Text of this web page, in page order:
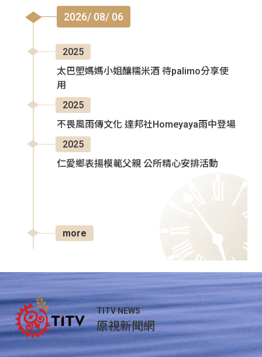
2026/ 08/ 06
2025
太巴塱媽媽小姐釀糯米酒 待palimo分享使
用
2025
不畏風雨傳文化 達邦社Homeyaya雨中登場
2025
仁愛鄉表揚模範父親 公所精心安排活動
more
TITV NEWS
原視新聞網